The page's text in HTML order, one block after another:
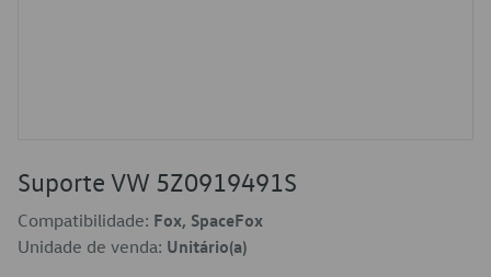
Suporte VW 5Z0919491S
Compatibilidade: Fox, SpaceFox
Unidade de venda: Unitário(a)